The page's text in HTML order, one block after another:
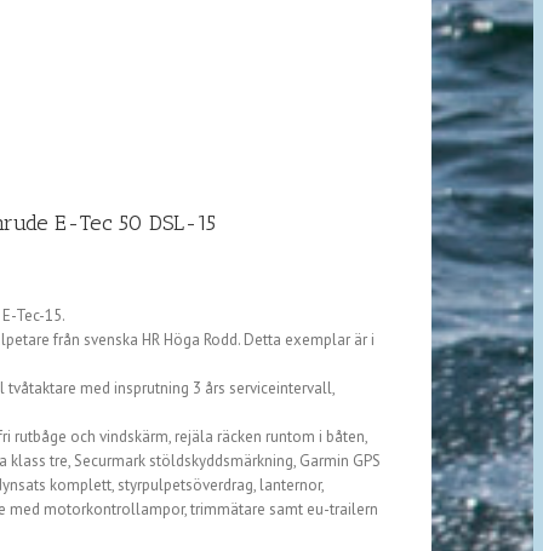
E-Tec 50 DSL-15
Tec-15.
från svenska HR Höga Rodd. Detta exemplar är i
tvåtaktare med insprutning 3 års serviceintervall,
rutbåge och vindskärm, rejäla räcken runtom i båten,
tre, Securmark stöldskyddsmärkning, Garmin GPS
komplett, styrpulpetsöverdrag, lanternor,
med motorkontrollampor, trimmätare samt eu-trailern